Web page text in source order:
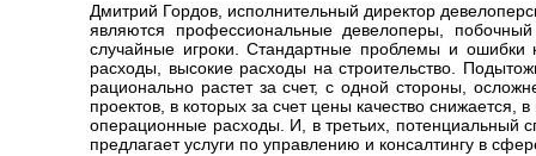
Дмитрий Гордов, исполнительный директор
являются профессиональные девелоперы,
случайные игроки. Стандартные проблемы и
расходы, высокие расходы на строительство.
рационально растет за счет, с одной стороны,
проектов, в которых за счет цены качество снижается,
операционные расходы. И, в третьих, потенциальный
предлагает услуги по управлению и консалтингу в